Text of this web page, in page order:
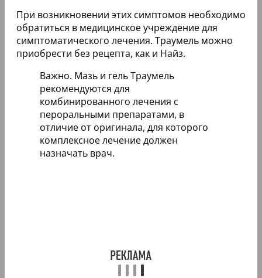
При возникновении этих симптомов необходимо
обратиться в медицинское учреждение для
симптоматического лечения. Траумель можно
приобрести без рецепта, как и Найз.
Важно. Мазь и гель Траумель
рекомендуются для
комбинированного лечения с
пероральными препаратами, в
отличие от оригинала, для которого
комплексное лечение должен
назначать врач.